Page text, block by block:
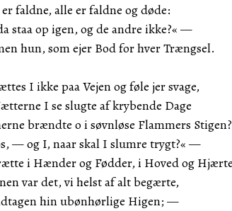
faldne, alle er faldne og døde:
staa op igen, og de andre ikke?« —
hun, som ejer Bod for hver Trængsel.
I ikke paa Vejen og føle jer svage,
I se slugte af krybende Dage
brændte o i søvnløse Flammers Stigen?
— og I, naar skal I slumre trygt?« —
i Hænder og Fødder, i Hoved og
var det, vi helst af alt begærte,
hin ubønhørlige Higen; —